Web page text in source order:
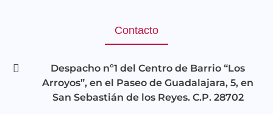
Contacto
Despacho nº1 del Centro de Barrio “Los
Arroyos”, en el Paseo de Guadalajara, 5, en
San Sebastián de los Reyes. C.P. 28702